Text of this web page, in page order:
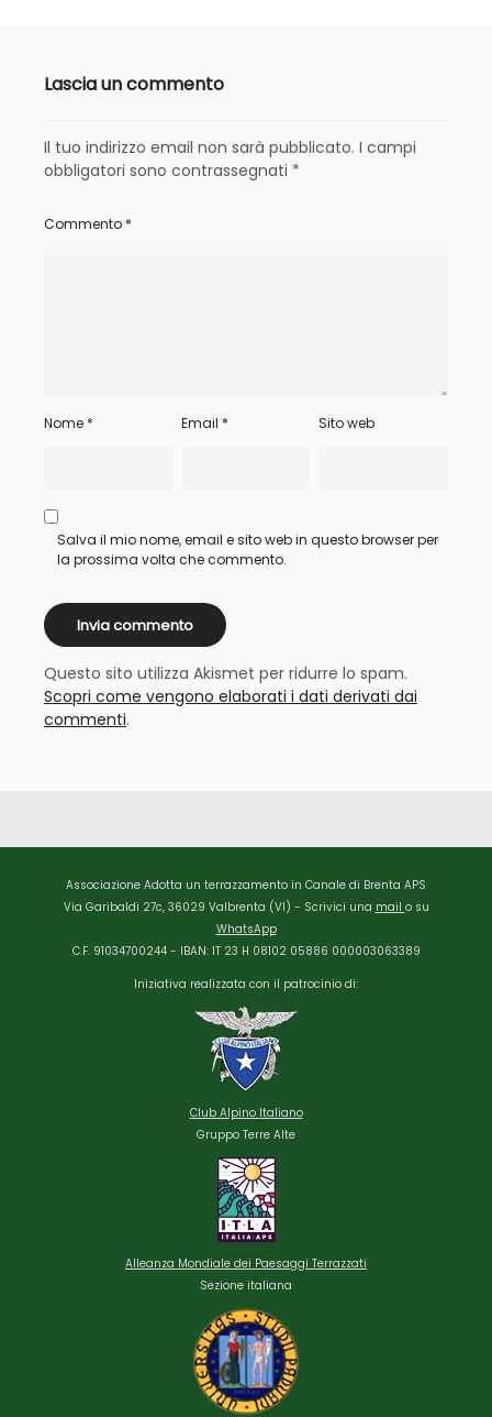
Lascia un commento
Il tuo indirizzo email non sarà pubblicato. I campi
obbligatori sono contrassegnati *
Commento *
Nome * Email * Sito web
Salva il mio nome, email e sito web in questo browser per
la prossima volta che commento.
Questo sito utilizza Akismet per ridurre lo spam.
Scopri come vengono elaborati i dati derivati dai
commenti.
Associazione Adotta un terrazzamento in Canale di Brenta APS
Via Garibaldi 27c, 36029 Valbrenta (VI) - Scrivici una mail o su
WhatsApp
C.F. 91034700244 - IBAN: IT 23 H 08102 05886 000003063389
Iniziativa realizzata con il patrocinio di:
Club Alpino Italiano
Gruppo Terre Alte
Alleanza Mondiale dei Paesaggi Terrazzati
Sezione italiana